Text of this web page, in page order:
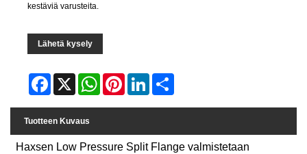
kestäviä varusteita.
Lähetä kysely
Facebook WhatsAppPinterestLinkedIn
Tuotteen Kuvaus
Haxsen Low Pressure Split Flange valmistetaan